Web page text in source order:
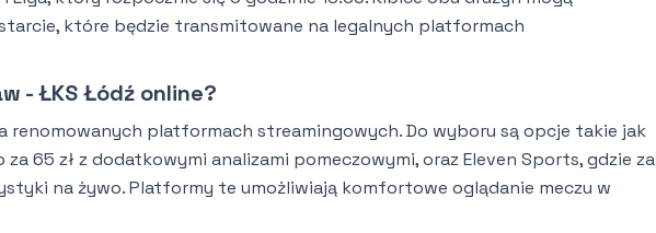
które będzie transmitowane na legalnych platformach
- ŁKS Łódź online?
renomowanych platformach streamingowych. Do wyboru są opcje takie jak
65 zł z dodatkowymi analizami pomeczowymi, oraz Eleven Sports, gdzie za
na żywo. Platformy te umożliwiają komfortowe oglądanie meczu w